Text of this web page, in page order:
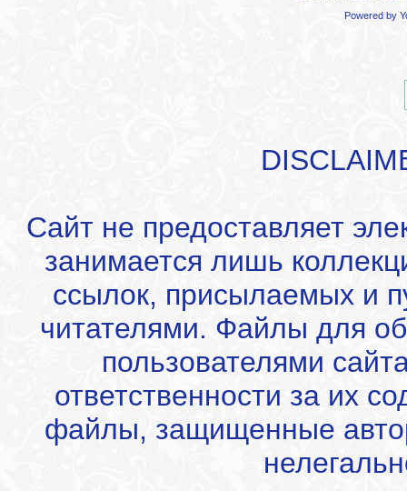
Powered by
Сайт не предоставляет
занимается лишь
ссылок, присылаемых и
читателями. Файлы для
пользователями
ответственности за их
файлы, защищенные